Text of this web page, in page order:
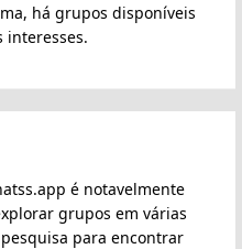
há grupos disponíveis
interesses.
é notavelmente
grupos em várias
para encontrar